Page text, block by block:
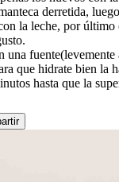
derretida,
la leche, por último
una fuente(levemente
que hidrate bien la
hasta que la